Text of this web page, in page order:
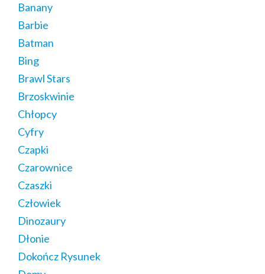
Banany
Barbie
Batman
Bing
Brawl Stars
Brzoskwinie
Chłopcy
Cyfry
Czapki
Czarownice
Czaszki
Człowiek
Dinozaury
Dłonie
Dokończ Rysunek